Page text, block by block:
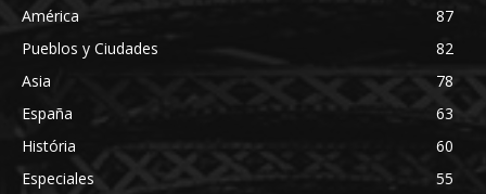
América
87
Pueblos y Ciudades
82
Asia
78
España
63
História
60
Especiales
55